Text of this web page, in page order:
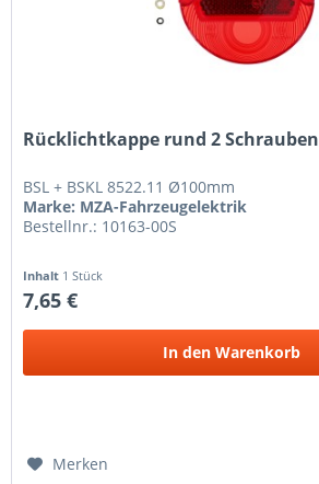
Rücklichtkappe rund 2 Schrauben
BSL + BSKL 8522.11 Ø100mm
Marke: MZA-Fahrzeugelektrik
Bestellnr.: 10163-00S
Inhalt 1 Stück
7,65 €
In den Warenkorb
Merken